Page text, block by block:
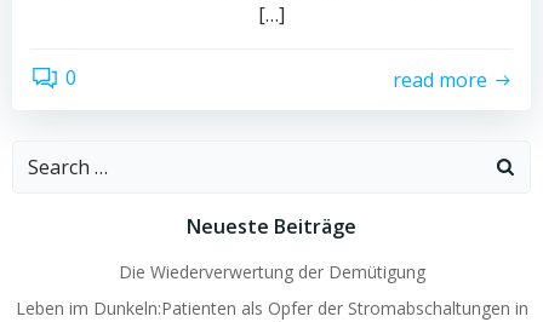
[…]
0 read more
Search
Neueste Beiträge
Die Wiederverwertung der Demütigung
Leben im Dunkeln:Patienten als Opfer der Stromabschaltungen in